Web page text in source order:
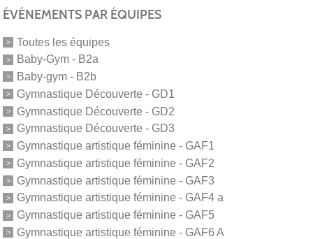
ÉVÉNEMENTS PAR ÉQUIPES
Toutes les équipes
Baby-Gym - B2a
Baby-gym - B2b
Gymnastique Découverte - GD1
Gymnastique Découverte - GD2
Gymnastique Découverte - GD3
Gymnastique artistique féminine - GAF1
Gymnastique artistique féminine - GAF2
Gymnastique artistique féminine - GAF3
Gymnastique artistique féminine - GAF4 a
Gymnastique artistique féminine - GAF5
Gymnastique artistique féminine - GAF6 A